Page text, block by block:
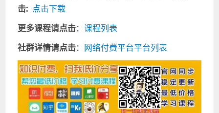
击: 点击下载
更多课程请点击： 课程列表
社群详情请点击： 网络付费平台平台列表